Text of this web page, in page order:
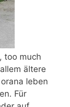
too much
ältere
leben
Für